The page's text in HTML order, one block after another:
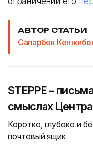
АВТОР СТАТЬИ
Сапарбек
STEPPE –
смыслах
Коротко, глубоко и
почтовый ящик